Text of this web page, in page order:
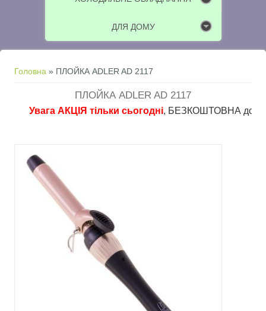
ДЛЯ ДОМУ
Ви є тут
Головна » ПЛОЙКА ADLER AD 2117
ПЛОЙКА ADLER AD 2117
Увага АКЦІЯ тільки сьогодні, БЕЗКОШТОВНА доставка